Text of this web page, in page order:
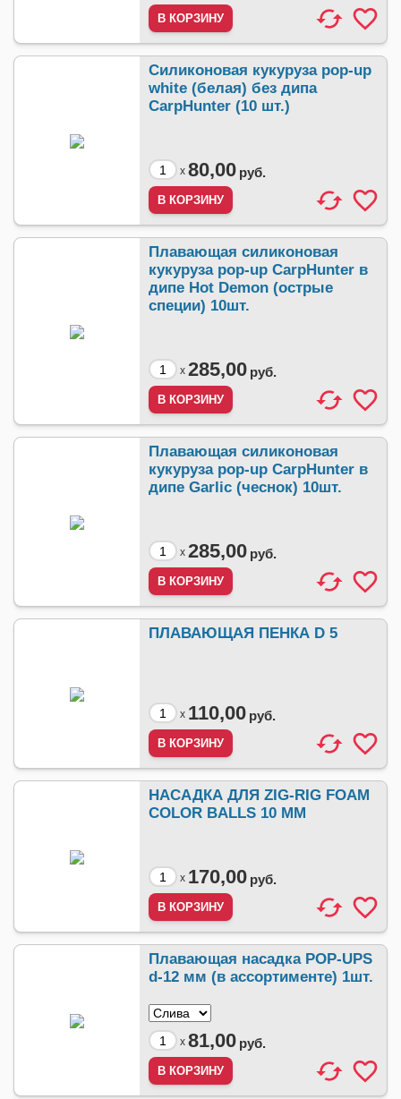
Силиконовая кукуруза pop-up
white (белая) без дипа
CarpHunter (10 шт.)
x 80,00 руб.
Плавающая силиконовая
кукуруза pop-up CarpHunter в
дипе Hot Demon (острые
специи) 10шт.
x 285,00 руб.
Плавающая силиконовая
кукуруза pop-up CarpHunter в
дипе Garlic (чеснок) 10шт.
x 285,00 руб.
ПЛАВАЮЩАЯ ПЕНКА D 5
x 110,00 руб.
НАСАДКА ДЛЯ ZIG-RIG FOAM
COLOR BALLS 10 MM
x 170,00 руб.
Плавающая насадка POP-UPS
d-12 мм (в ассортименте) 1шт.
x 81,00 руб.